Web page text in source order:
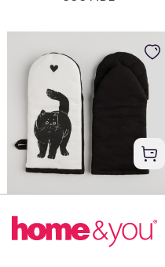
Набор кухонных перчаток Kitki
14x30 см с животным мотивом
300 MDL